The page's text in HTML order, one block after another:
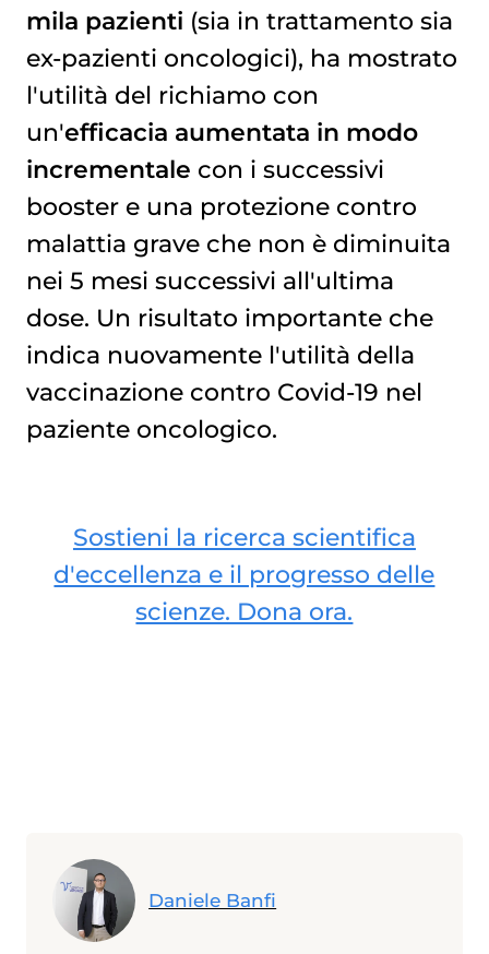
mila pazienti (sia in trattamento sia
ex-pazienti oncologici), ha mostrato
l'utilità del richiamo con
un'efficacia aumentata in modo
incrementale con i successivi
booster e una protezione contro
malattia grave che non è diminuita
nei 5 mesi successivi all'ultima
dose. Un risultato importante che
indica nuovamente l'utilità della
vaccinazione contro Covid-19 nel
paziente oncologico.
Sostieni la ricerca scientifica
d'eccellenza e il progresso delle
scienze. Dona ora.
Daniele Banfi